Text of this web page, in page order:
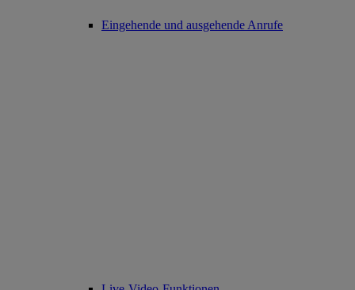
Eingehende und ausgehende Anrufe